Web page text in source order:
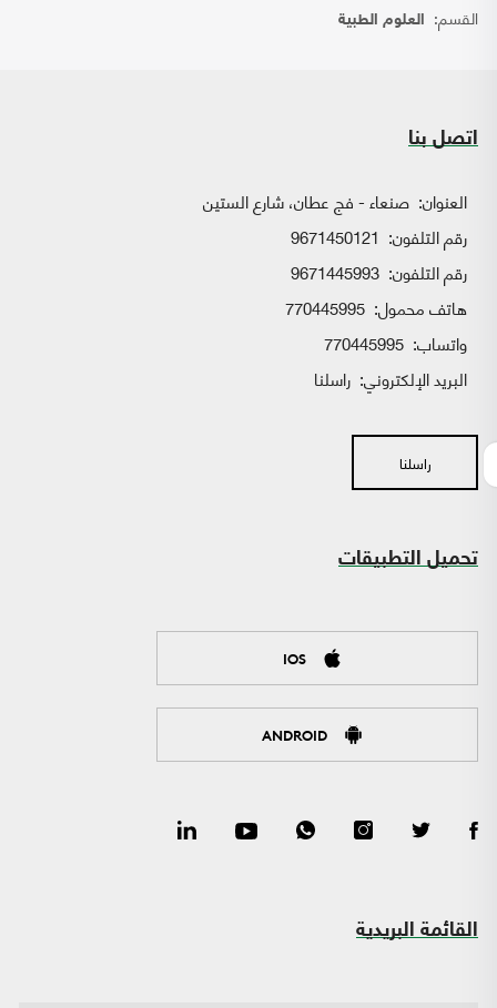
القسم: العلوم الطبية
اتصل بنا
العنوان: صنعاء - فج عطان، شارع الستين
رقم التلفون: 9671450121
رقم التلفون: 9671445993
هاتف محمول: 770445995
واتساب:
البريد الإلكتروني: راسلنا
راسلنا
تحميل التطبيقات
IOS
ANDROID
القائمة البريدية